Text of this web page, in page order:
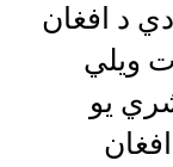
د افغان
ویلي
یو